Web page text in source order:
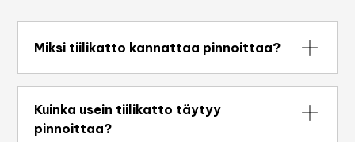
Miksi tiilikatto kannattaa pinnoittaa?
Pinnoitus suojaa tiiltä kosteudelta ja lialta,
estää sammaleen kasvua ja palauttaa katon
värin. Se pidentää katon käyttöikää
Kuinka usein tiilikatto täytyy
pinnoittaa?